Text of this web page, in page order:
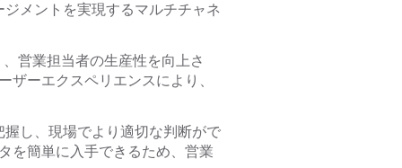
メントを実現するマルチチャネ
営業担当者の生産性を向上さ
ーエクスペリエンスにより、
し、現場でより適切な判断がで
を簡単に入手できるため、営業